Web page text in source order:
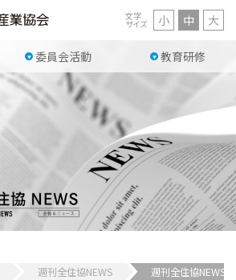
委員会活動 教育研修
文字
サイズ 小 中 大
週刊全住協NEWS 週刊全住協NEWS